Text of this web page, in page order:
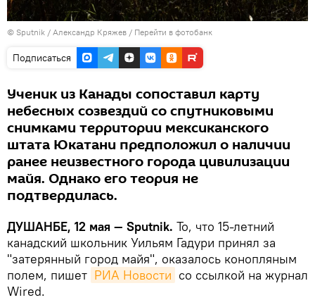
© Sputnik / Александр Кряжев / Перейти в фотобанк
Подписаться
Ученик из Канады сопоставил карту
небесных созвездий со спутниковыми
снимками территории мексиканского
штата Юкатани предположил о наличии
ранее неизвестного города цивилизации
майя. Однако его теория не
подтвердилась.
ДУШАНБЕ, 12 мая — Sputnik. То, что 15-летний
канадский школьник Уильям Гадури принял за
"затерянный город майя", оказалось конопляным
полем, пишет РИА Новости со ссылкой на журнал
Wired.